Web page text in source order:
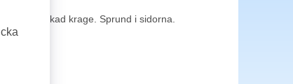
slätstickad krage. Sprund i sidorna.